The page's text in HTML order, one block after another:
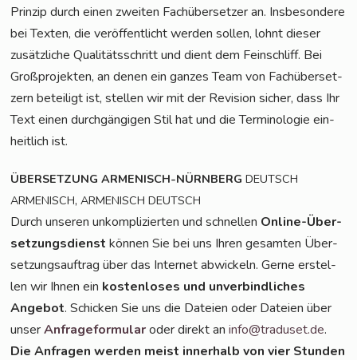
Prin­zip durch einen zwei­ten Fach­über­set­zer an. Ins­be­son­de­re
bei Tex­ten, die ver­öf­fent­licht wer­den sol­len, lohnt die­ser
zusätz­li­che Qua­li­täts­schritt und dient dem Fein­schliff. Bei
Groß­pro­jek­ten, an denen ein gan­zes Team von Fach­über­set­
zern betei­ligt ist, stel­len wir mit der Revi­si­on sicher, dass Ihr
Text einen durch­gän­gi­gen Stil hat und die Ter­mi­no­lo­gie ein­
heit­lich ist.
ÜBERSETZUNG ARMENISCH-NÜRNBERG DEUTSCH
ARMENISCH,ARMENISCH DEUTSCH
Durch unse­ren unkom­pli­zier­ten und schnel­len Online-Über­
set­zungs­dienst kön­nen Sie bei uns Ihren gesam­ten Über­
set­zungs­auf­trag über das Inter­net abwi­ckeln. Ger­ne erstel­
len wir Ihnen ein kos­ten­lo­ses und unver­bind­li­ches
Ange­bot. Schi­cken Sie uns die Datei­en oder Datei­en über
unserAnfra­ge­for­mu­laroder direkt aninfo@traduset.de.
Die Anfra­gen wer­den meist inner­halb von vier Stun­den